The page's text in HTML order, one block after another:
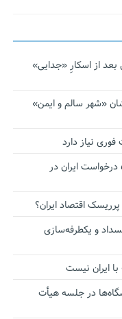
همچنان در آیینه است/ ۱۴ سال بعد از اسکارِ «جدایی»
«شهر سالم و ایمن»
نیاز دارد
اقتدار ناوگروه ۱۰۳ در مأموریت‌ اقیانوسی/ ۵ درخواست ایران در
اقتصاد ایران؟
و یکطرفه‌سازی
ایران نیست
در جلسه هیأت